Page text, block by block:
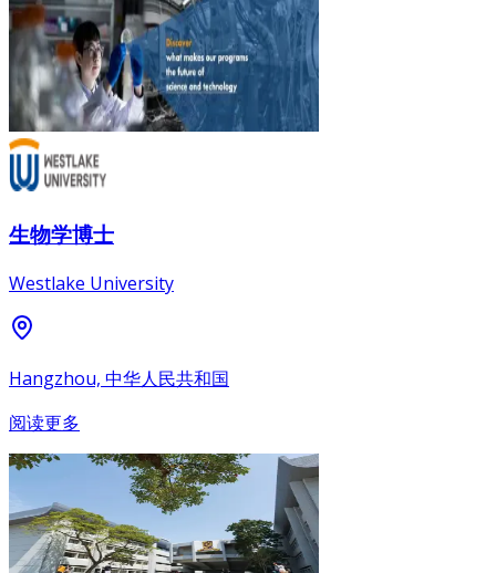
生物学博士
Westlake University
Hangzhou, 中华人民共和国
阅读更多